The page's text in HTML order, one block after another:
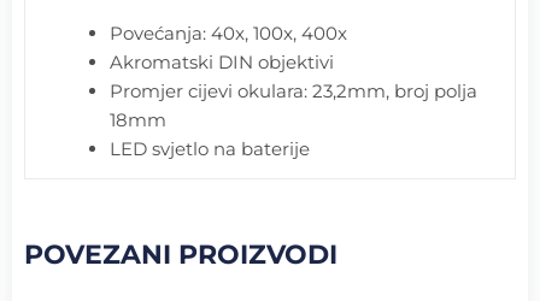
Povećanja: 40x, 100x, 400x
Akromatski DIN objektivi
Promjer cijevi okulara: 23,2mm, broj polja
18mm
LED svjetlo na baterije
POVEZANI PROIZVODI